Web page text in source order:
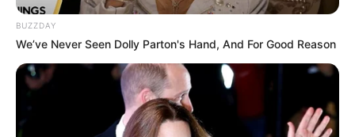
Arrivée PMU du QUINTÉ PRIX DE
MARMAGNE
2 – 9 – 16 – 1 – 12
BUZZDAY
We’ve Never Seen Dolly Parton's Hand, And For Good Reason